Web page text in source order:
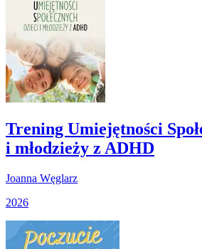
Trening Umiejętności
i młodzieży z ADHD
Joanna Węglarz
2026